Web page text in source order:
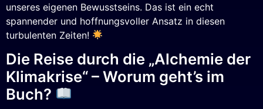
unseres eigenen Bewusstseins. Das ist ein echt
spannender und hoffnungsvoller Ansatz in diesen
turbulenten Zeiten!
Die Reise durch die „Alchemie der
Klimakrise“ – Worum geht’s im
Buch?